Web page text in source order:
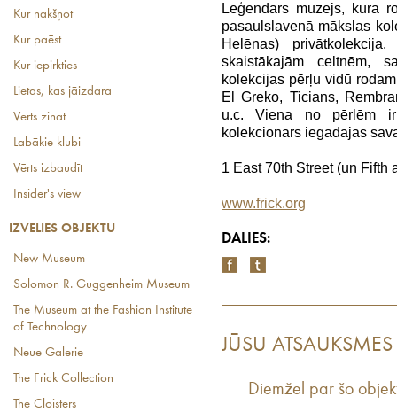
Kur nakšņot
Kur paēst
Kur iepirkties
Lietas, kas jāizdara
Vērts zināt
Labākie klubi
Vērts izbaudīt
Insider's view
IZVĒLIES OBJEKTU
New Museum
Solomon R. Guggenheim Museum
The Museum at the Fashion Institute
of Technology
Neue Galerie
The Frick Collection
The Cloisters
Leģendārs muzejs, kurā
pasaulslavenā mākslas
Helēnas)
skaistākajām celtnēm,
kolekcijas pērļu vidū
El Greko, Ticians,
u.c. Viena no pērlēm
kolekcionārs iegādājās
1 East 70th Street (un Fifth
www.frick.org
DALIES:
JŪSU ATSAUKSMES
Diemžēl par šo